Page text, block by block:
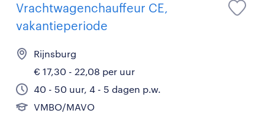
Vrachtwagenchauffeur CE,
vakantieperiode
Rijnsburg
€ 17,30 - 22,08 per uur
40 - 50 uur, 4 - 5 dagen p.w.
VMBO/MAVO